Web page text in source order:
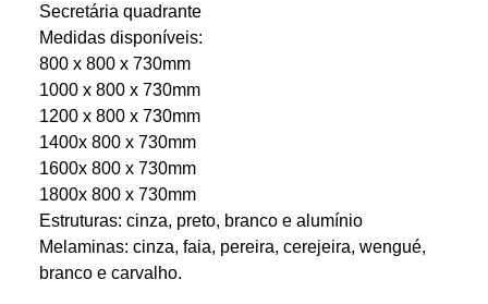
Secretária quadrante
Medidas disponíveis:
800 x 800 x 730mm
1000 x 800 x 730mm
1200 x 800 x 730mm
1400x 800 x 730mm
1600x 800 x 730mm
1800x 800 x 730mm
Estruturas: cinza, preto, branco e alumínio
Melaminas: cinza, faia, pereira, cerejeira, wengué,
branco e carvalho.